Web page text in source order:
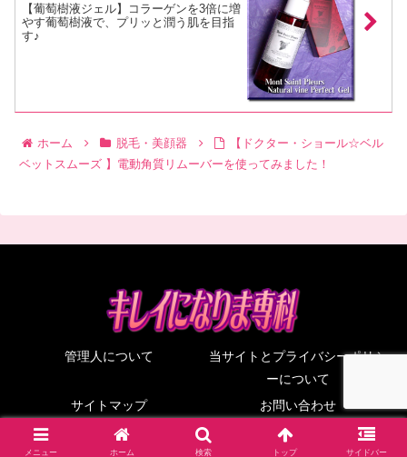
【葡萄樹液ジェル】コラーゲンを3倍に増
やす葡萄樹液で、プリッと潤う肌を目指
す♪
ホーム 脱毛・美顔器
【ドクター・ショール☆ベル
ベットスムーズ 】電動角質リムーバーを使ってみました！
管理人について
当サイトとプライバシーポリシ
ーについて
サイトマップ
お問い合わせ
© 2011-2026 キレイになりま専科.
メニュー ホーム 検索 トップ サイドバー